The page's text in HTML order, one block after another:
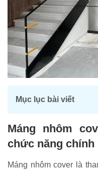
Mục lục bài viết
Máng nhôm
chức năng chính
Máng nhôm cover là